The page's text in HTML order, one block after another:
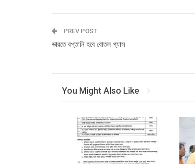
PREV POST
ভারতে রপ্তানি হবে বোতল গ্যাস
You Might Also Like